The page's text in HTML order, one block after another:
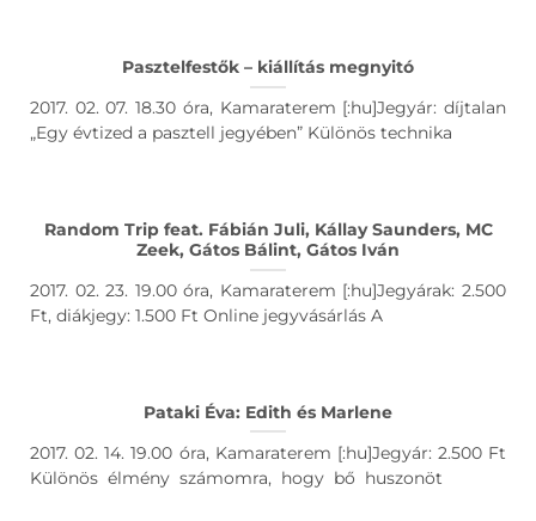
Pasztelfestők – kiállítás megnyitó
2017. 02. 07. 18.30 óra, Kamaraterem [:hu]Jegyár: díjtalan
„Egy évtized a pasztell jegyében” Különös technika
Random Trip feat. Fábián Juli, Kállay Saunders, MC
Zeek, Gátos Bálint, Gátos Iván
2017. 02. 23. 19.00 óra, Kamaraterem [:hu]Jegyárak: 2.500
Ft, diákjegy: 1.500 Ft Online jegyvásárlás A
Pataki Éva: Edith és Marlene
2017. 02. 14. 19.00 óra, Kamaraterem [:hu]Jegyár: 2.500 Ft
Különös élmény számomra, hogy bő huszonöt